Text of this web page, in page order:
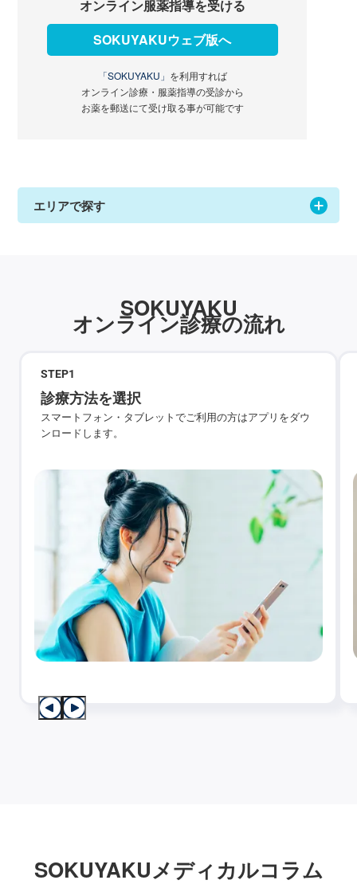
オンライン服薬指導を受ける
SOKUYAKUウェブ版へ
「SOKUYAKU」 を利用すれば
オンライン診療・服薬指導の受診から
お薬を郵送にて受け取る事が可能です
エリアで探す
SOKUYAKU
オンライン診療の流れ
STEP1
診療方法を選択
スマートフォン・タブレットでご利用の方はアプリをダウ
ンロードします。
SOKUYAKUメディカルコラム